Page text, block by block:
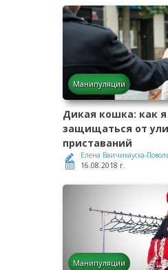
Манипуляции
Дикая кошка: как я
защищаться от
приставаний
Елена Ваичикауска-
16.08.2018 г.
Манипуляции